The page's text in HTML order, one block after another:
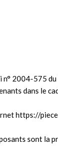
2004-575
dans le
https://
sont la